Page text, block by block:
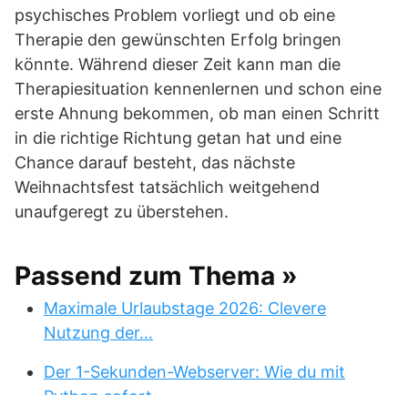
psychisches Problem vorliegt und ob eine
Therapie den gewünschten Erfolg bringen
könnte. Während dieser Zeit kann man die
Therapiesituation kennenlernen und schon eine
erste Ahnung bekommen, ob man einen Schritt
in die richtige Richtung getan hat und eine
Chance darauf besteht, das nächste
Weihnachtsfest tatsächlich weitgehend
unaufgeregt zu überstehen.
Passend zum Thema »
Maximale Urlaubstage 2026: Clevere
Nutzung der…
Der 1-Sekunden-Webserver: Wie du mit